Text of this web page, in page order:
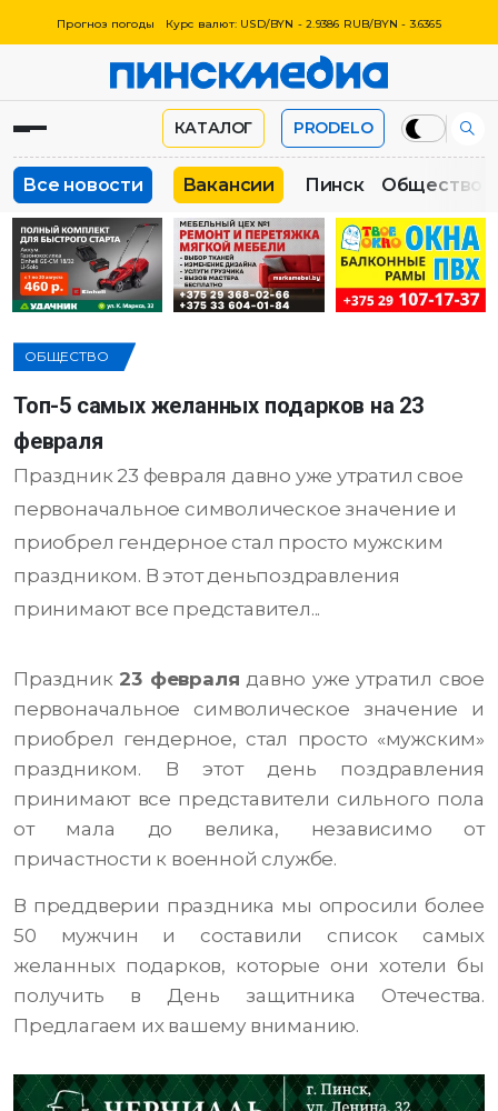
Прогноз погоды Курс валют: USD/BYN - 2.9386 RUB/BYN - 3.6365
КАТАЛОГ PRODELO
Все новости Вакансии Пинск Общество
ОБЩЕСТВО
Топ-5 самых желанных подарков на 23
февраля
Праздник 23 февраля давно уже утратил свое
первоначальное символическое значение и
приобрел гендерное стал просто мужским
праздником. В этот деньпоздравления
принимают все представител...
Праздник 23 февраля давно уже утратил свое
первоначальное символическое значение и
приобрел гендерное, стал просто «мужским»
праздником. В этот день поздравления
принимают все представители сильного пола
от мала до велика, независимо от
причастности к военной службе.
В преддверии праздника мы опросили более
50 мужчин и составили список самых
желанных подарков, которые они хотели бы
получить в День защитника Отечества.
Предлагаем их вашему вниманию.